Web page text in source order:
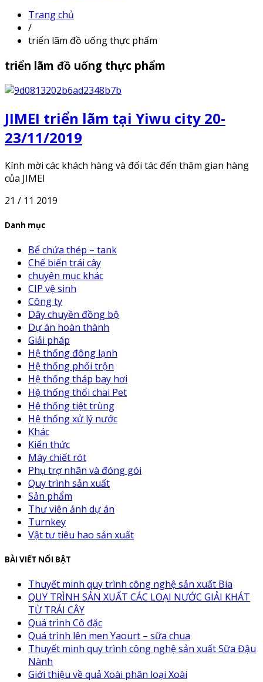
Trang chủ
/
triển lãm đồ uống thực phẩm
triển lãm đồ uống thực phẩm
JIMEI triển lãm tại Yiwu city 20-
23/11/2019
Kính mời các khách hàng và đối tác đến thăm gian hàng
của JIMEI
21 / 11 2019
Danh mục
Bể chứa thép – tank
Chế biến trái cây
chuyên mục khác
CIP vệ sinh
Công ty
Dây chuyền đồng bộ
Dự án hoàn thành
Giải pháp
Hệ thống đông lạnh
Hệ thống phối trộn
Hệ thống tháp bay hơi
Hệ thống thổi chai Pet
Hệ thống tiệt trùng
Hệ thống xử lý nước
Khác
Kiến thức
Máy chiết rót
Phụ trợ nhãn và đóng gói
Quy trình sản xuất
Sản phẩm
Thư viên ảnh dự án
Turnkey
Vật tư tiêu hao sản xuất
BÀI VIẾT NỔI BẬT
Thuyết minh quy trình công nghệ sản xuất Bia
QUY TRÌNH SẢN XUẤT CÁC LOẠI NƯỚC GIẢI KHÁT
TỪ TRÁI CÂY
Quá trình Cô đặc
Quá trình lên men Yaourt – sữa chua
Thuyết minh quy trình công nghệ sản xuất Sữa Đậu
Nành
Giới thiệu về quả Xoài phân loại Xoài